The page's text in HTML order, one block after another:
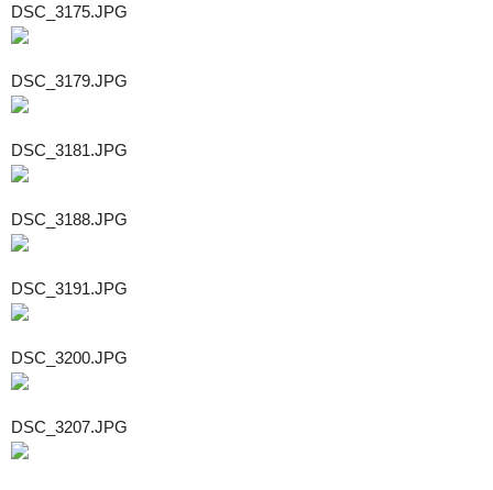
DSC_3175.JPG
DSC_3179.JPG
DSC_3181.JPG
DSC_3188.JPG
DSC_3191.JPG
DSC_3200.JPG
DSC_3207.JPG